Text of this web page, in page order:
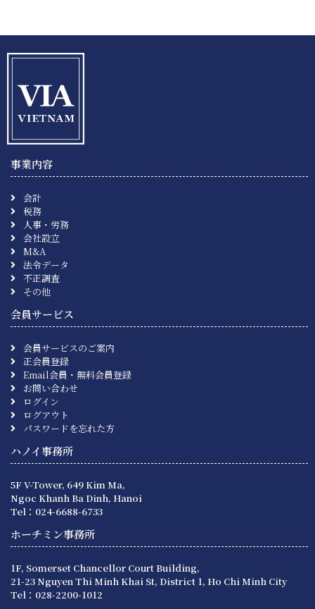
事業内容
会計
税務
人事・労務
会社設立
M&A
法令データ
不正調査
その他
会員サービス
会員サービスのご案内
正会員登録
Email会員・無料会員登録
お問い合わせ
ログイン
ログアウト
パスワードを忘れた方
ハノイ事務所
5F V-Tower, 649 Kim Ma,
Ngoc Khanh Ba Dinh, Hanoi
Tel：024-6688-6733
ホーチミン事務所
1F, Somerset Chancellor Court Building,
21-23 Nguyen Thi Minh Khai St, District 1, Ho Chi Minh City
Tel：028-2200-1012